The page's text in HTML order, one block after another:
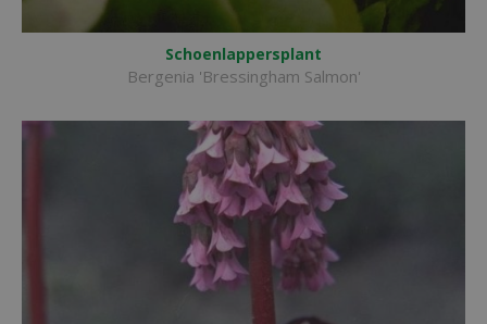
Schoenlappersplant
Bergenia 'Bressingham Salmon'